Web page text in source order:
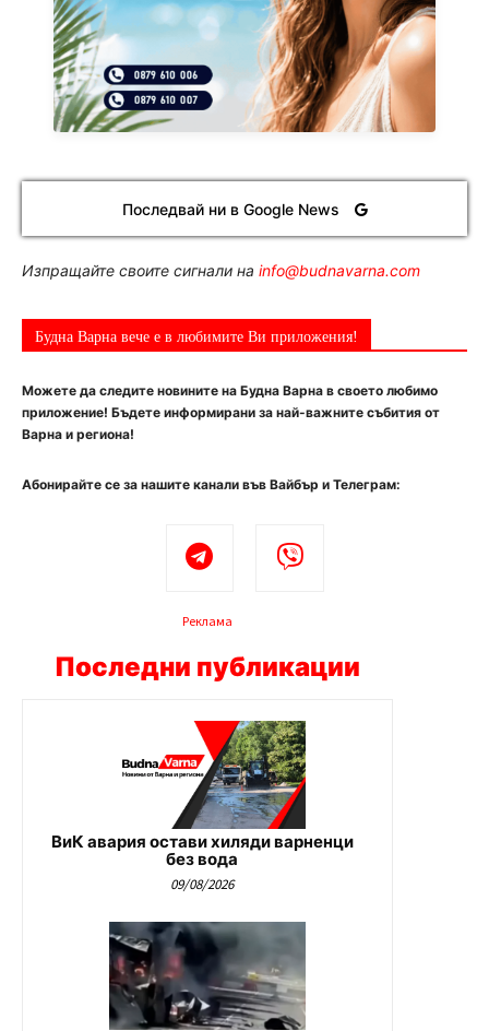
Последвай ни в Google News
Изпращайте своите сигнали на info@budnavarna.com
Будна Варна вече е в любимите Ви приложения!
Можете да следите новините на Будна Варна в своето любимо
приложение! Бъдете информирани за най-важните събития от
Варна и региона!
Абонирайте се за нашите канали във Вайбър и Телеграм:
Реклама
Последни публикации
ВиК авария остави хиляди варненци
без вода
09/08/2026